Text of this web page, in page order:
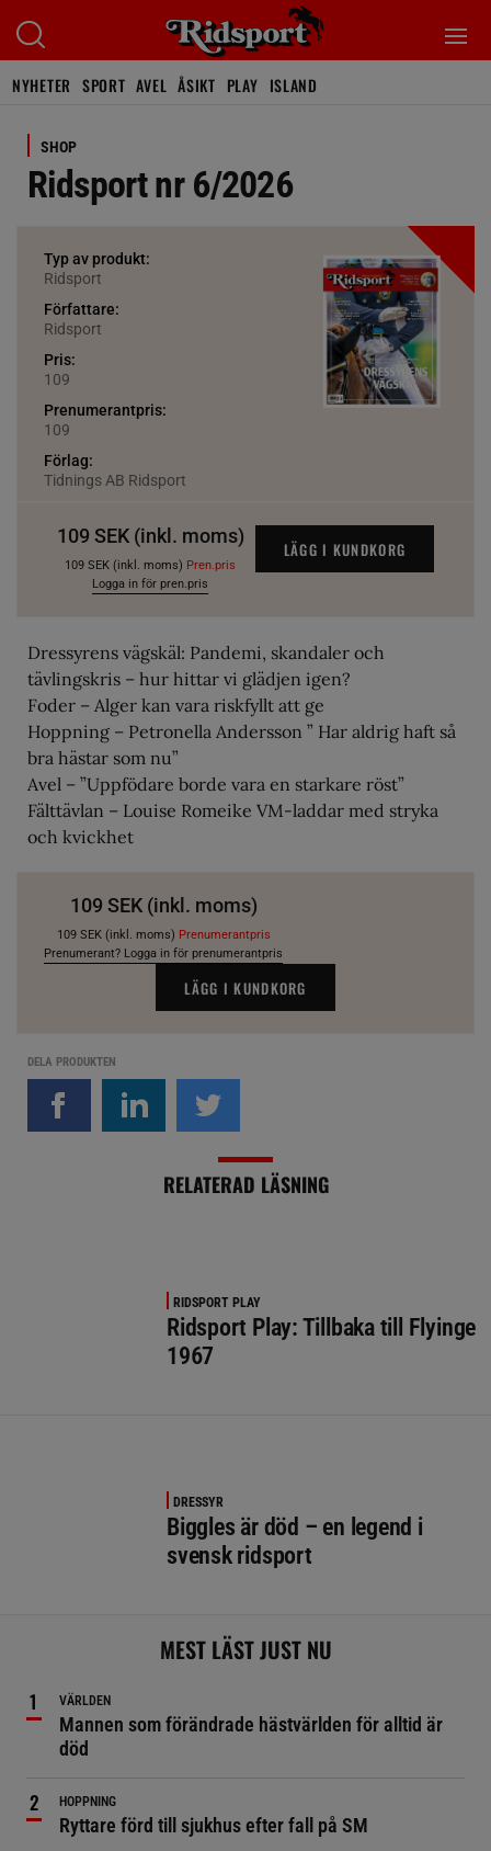
NYHETER SPORT AVEL ÅSIKT PLAY ISLAND
SHOP
Ridsport nr 6/2026
Typ av produkt:
Ridsport
Författare:
Ridsport
Pris:
109
Prenumerantpris:
109
Förlag:
Tidnings AB Ridsport
109 SEK (inkl. moms)
109 SEK (inkl. moms) Pren.pris
Logga in för pren.pris
LÄGG I KUNDKORG
Dressyrens vägskäl: Pandemi, skandaler och
tävlingskris – hur hittar vi glädjen igen?
Foder – Alger kan vara riskfyllt att ge
Hoppning – Petronella Andersson ” Har aldrig haft så
bra hästar som nu”
Avel – ”Uppfödare borde vara en starkare röst”
Fälttävlan – Louise Romeike VM-laddar med stryka
och kvickhet
109 SEK (inkl. moms)
109 SEK (inkl. moms) Prenumerantpris
Prenumerant? Logga in för prenumerantpris
LÄGG I KUNDKORG
DELA PRODUKTEN
RELATERAD LÄSNING
RIDSPORT PLAY
Ridsport Play: Tillbaka till Flyinge
1967
DRESSYR
Biggles är död – en legend i
svensk ridsport
MEST LÄST JUST NU
VÄRLDEN
Mannen som förändrade hästvärlden för alltid är
död
HOPPNING
Ryttare förd till sjukhus efter fall på SM